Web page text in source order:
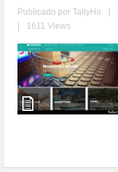
Publicado porTallyHo
1611 Views